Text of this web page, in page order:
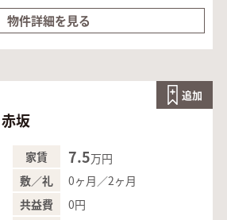
物件詳細を見る
坂
追加
家賃 7.5万円
敷／礼
0ヶ月／2ヶ月
共益費
0円